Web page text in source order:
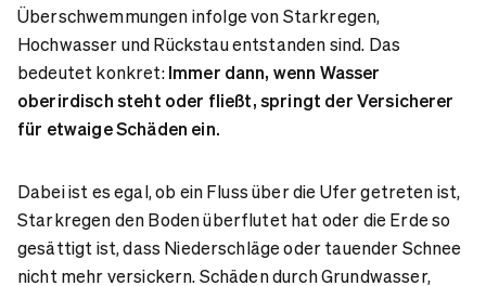
Überschwemmungen infolge von Starkregen,
Hochwasser und Rückstau entstanden sind. Das
bedeutet konkret:Immer dann, wenn Wasser
oberirdisch steht oder fließt, springt der Versicherer
für etwaige Schäden ein.
Dabei ist es egal, ob ein Fluss über die Ufer getreten ist,
Starkregen den Boden überflutet hat oder die Erde so
gesättigt ist, dass Niederschläge oder tauender Schnee
nicht mehr versickern. Schäden durch Grundwasser,